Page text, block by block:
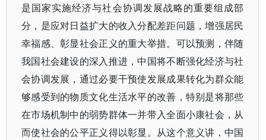
是国家实施经济与社会协调发展战略的重要组成部
分，是应对日益扩大的收入分配差距问题，增强居民
幸福感、彰显社会正义的重大举措。可以预测，伴随
我国社会建设的深入推进，中国将不断强化经济与社
会协调发展，通过必要干预使发展成果转化为群众能
够感受到的物质文化生活水平的改善，特别是将那些
在市场机制中的弱势群体一并带入全面小康社会，从
而使社会的公平正义得以彰显。从这个意义讲，中国